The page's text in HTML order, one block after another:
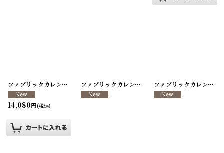
ファブリックカレンダー ・キッチンクロス リメイクパンツ/VINTAGE REMAKE PANTS
14,080円(税込)
ファブリックカレンダー ・キッチンクロス リメイクパンツ/VINTAGE REMAKE PANTS ファブリックカレンダー ・キッチンクロス リメイクパンツ/VINTAGE REMAKE PANTS